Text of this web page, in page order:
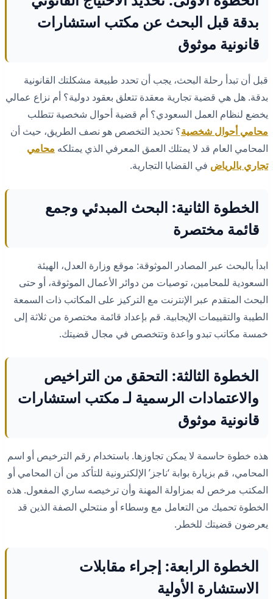
بدقة قبل البحث عن مكتب استشارات
قانونية موثوق
قبل أن تبدأ رحلة البحث، يجب أن تحدد طبيعة مشكلتك القانونية
بدقة. هل هي قضية تجارية معقدة تتعلق بعقود دولية؟ أم نزاع عمالي
يخضع لنظام العمل السعودي؟ أم قضية أحوال شخصية تتطلب
محامي أحوال شخصية؟ تحديد التخصص هو نصف الطريق، حيث أن
المحامي العام قد لا يمتلك العمق المعرفي الذي يمتلكه محامي
تجاري بالرياض في القضايا التجارية.
الخطوة الثانية: البحث المبدئي وجمع
قائمة مختصرة
ابدأ بالبحث عبر المصادر الموثوقة: موقع وزارة العدل، الهيئة
السعودية للمحامين، توصيات من دوائر الأعمال الموثوقة، أو حتى
البحث المتقدم عبر الإنترنت مع التركيز على المكاتب ذات السمعة
الطيبة والتقييمات الإيجابية. قم بإعداد قائمة مختصرة من ثلاثة إلى
خمسة مكاتب تبدو واعدة وتتخصص في مجال قضيتك.
الخطوة الثالثة: التحقق من التراخيص
والاعتمادات الرسمية لـ مكتب استشارات
قانونية موثوق
هذه خطوة حاسمة لا يمكن تجاوزها. باستخدام رقم الترخيص أو اسم
المحامي، قم بزيارة بوابة ‘ناجز’ الإلكترونية للتأكد من أن المحامي أو
المكتب مرخص له بمزاولة المهنة وأن ترخيصه ساري المفعول. هذه
الخطوة تحميك من التعامل مع وسطاء أو منتحلي الصفة الذين قد
يعرضون قضيتك للخطر.
الخطوة الرابعة: إجراء مقابلات
الاستشارة الأولية